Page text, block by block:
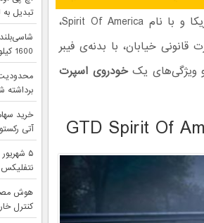
با الهام از طرح پرچم آمریکا و با نام Spirit Of America،
خیابان، با بدنه‌ی فیبر
و ویژگی‌های یکخودروی اسپرت
تبدیل
1600 کیلومتر معرفی شد
برداشته
خرید
آتی
هوش
کنترل